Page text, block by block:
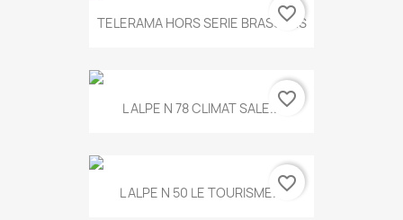
TELERAMA HORS SERIE BRASSENS
favorite_border
L ALPE N 78 CLIMAT SALE...favorite_border
L ALPE N 50 LE TOURISME...favorite_border